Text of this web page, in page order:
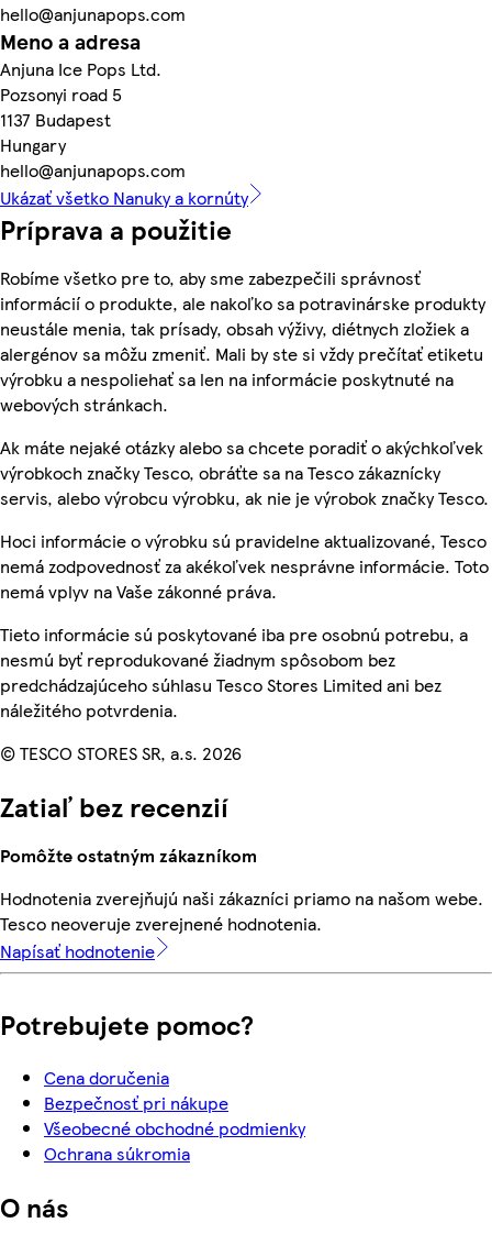
hello@anjunapops.com
Meno a adresa
Anjuna Ice Pops Ltd.
Pozsonyi road 5
1137 Budapest
Hungary
hello@anjunapops.com
Ukázať všetko Nanuky a kornúty
Príprava a použitie
Robíme všetko pre to, aby sme zabezpečili správnosť
informácií o produkte, ale nakoľko sa potravinárske produkty
neustále menia, tak prísady, obsah výživy, diétnych zložiek a
alergénov sa môžu zmeniť. Mali by ste si vždy prečítať etiketu
výrobku a nespoliehať sa len na informácie poskytnuté na
webových stránkach.
Ak máte nejaké otázky alebo sa chcete poradiť o akýchkoľvek
výrobkoch značky Tesco, obráťte sa na Tesco zákaznícky
servis, alebo výrobcu výrobku, ak nie je výrobok značky Tesco.
Hoci informácie o výrobku sú pravidelne aktualizované, Tesco
nemá zodpovednosť za akékoľvek nesprávne informácie. Toto
nemá vplyv na Vaše zákonné práva.
Tieto informácie sú poskytované iba pre osobnú potrebu, a
nesmú byť reprodukované žiadnym spôsobom bez
predchádzajúceho súhlasu Tesco Stores Limited ani bez
náležitého potvrdenia.
© TESCO STORES SR, a.s. 2026
Zatiaľ bez recenzií
Pomôžte ostatným zákazníkom
Hodnotenia zverejňujú naši zákazníci priamo na našom webe.
Tesco neoveruje zverejnené hodnotenia.
Napísať hodnotenie
Potrebujete pomoc?
Cena doručenia
Bezpečnosť pri nákupe
Všeobecné obchodné podmienky
Ochrana súkromia
O nás